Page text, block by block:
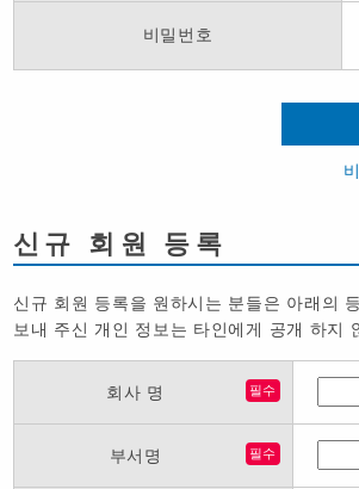
비밀번호
신규 회원 등록
신규 회원 등록을 원하시는 분들은 아래의
보내 주신 개인 정보는 타인에게 공개 하지
회사 명 필수
부서명 필수